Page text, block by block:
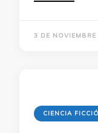
3 DE
CIENCIA